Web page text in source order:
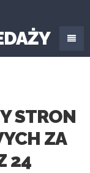
STRON
ZA
24